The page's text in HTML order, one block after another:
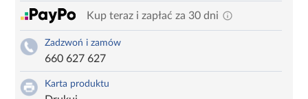
Kup teraz i zapłać za 30 dni
Zadzwoń i zamów
660 627 627
Karta produktu